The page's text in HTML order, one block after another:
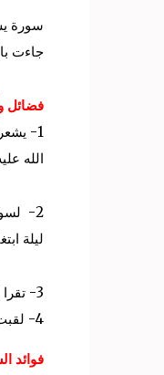
سورة
جاءت
فضائل
1-
الله
2-
ليلة
3- تقرا السورة على الميت، وذلك تخفيف لسكرات الموت له، يروي أبو الدّرداء عن النبيّ -عليه الصّلاة والسّلام- أنه قال: (ما من ميّت يموت فيقرأ عنده (يس) إلّا هوّن الله عليه).
4- لقبت هذه السورة بقلب القرآن، فقال الرسول -صلي الله عليه وسلم- (إِنَّ لِكُلِّ شَيْءٍ قلبًا وقلب القرآن يس).
فوائد